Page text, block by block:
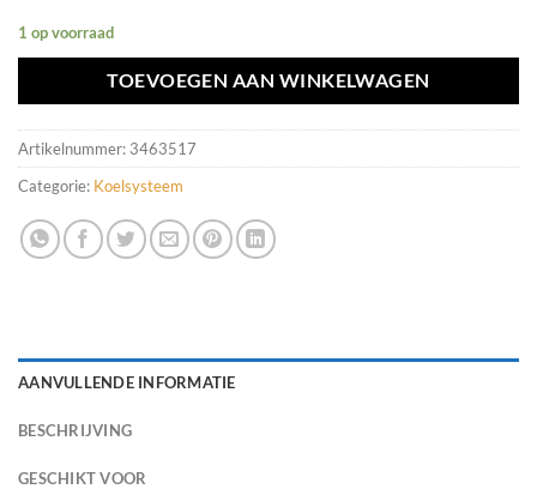
1 op voorraad
TOEVOEGEN AAN WINKELWAGEN
Artikelnummer: 3463517
Categorie: Koelsysteem
AANVULLENDE INFORMATIE
BESCHRIJVING
GESCHIKT VOOR